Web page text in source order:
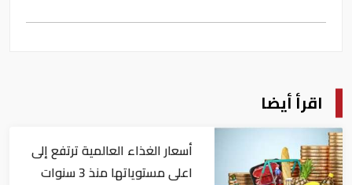
اقرأ أيضا
أسعار الغذاء العالمية ترتفع إلى
اعلى مستوياتها منذ 3 سنوات